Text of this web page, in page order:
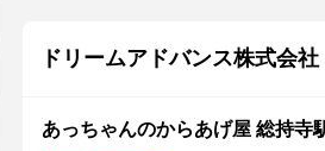
ドリームアドバンス株式会社
あっちゃんのからあげ屋 総持寺